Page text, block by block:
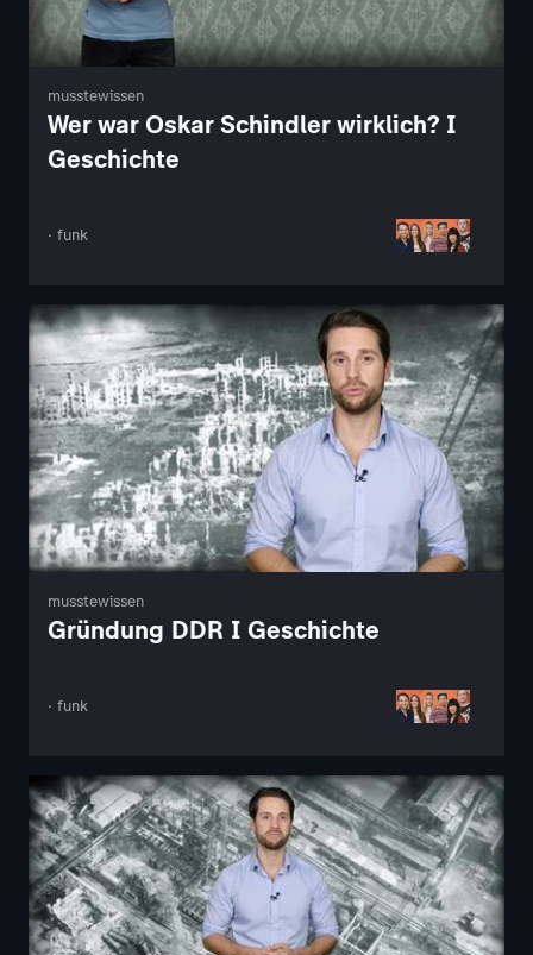
musstewissen
Wer war Oskar Schindler wirklich? I
Geschichte
· funk
musstewissen
Gründung DDR I Geschichte
· funk